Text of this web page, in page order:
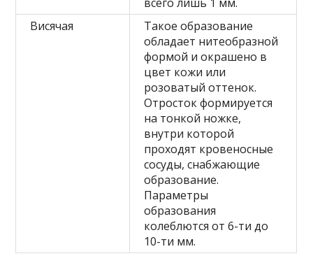
всего лишь 1 мм.
Висячая
Такое образование
обладает нитеобразной
формой и окрашено в
цвет кожи или
розоватый оттенок.
Отросток формируется
на тонкой ножке,
внутри которой
проходят кровеносные
сосуды, снабжающие
образование.
Параметры
образования
колеблются от 6-ти до
10-ти мм.